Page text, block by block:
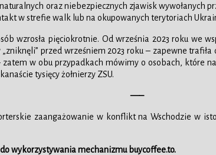
oraz niebezpiecznych zjawisk wywołanych
w strefie walk lub na okupowanych terytoriach
wzrosła pięciokrotnie. Od września 2023 roku we
przed wrześniem 2023 roku – zapewne
zatem w obu przypadkach mówimy o osobach,
tysięcy żołnierzy ZSU.
—–
zaangażowanie w konflikt na Wschodzie w
wykorzystywania mechanizmu buycoffee.to.